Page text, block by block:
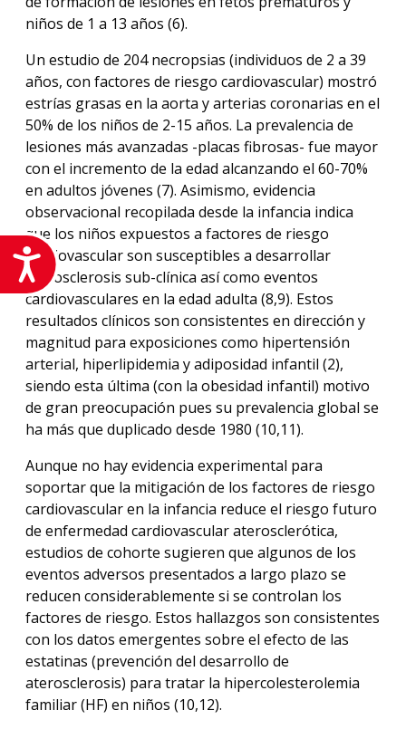
Accesibilidad
niños de 1 a 13 años (6).
Un estudio de 204 necropsias (individuos de 2 a 39
años, con factores de riesgo cardiovascular) mostró
estrías grasas en la aorta y arterias coronarias en el
50% de los niños de 2-15 años. La prevalencia de
lesiones más avanzadas -placas fibrosas- fue mayor
con el incremento de la edad alcanzando el 60-70%
en adultos jóvenes (7). Asimismo, evidencia
observacional recopilada desde la infancia indica
que los niños expuestos a factores de riesgo
cardiovascular son susceptibles a desarrollar
aterosclerosis sub-clínica así como eventos
cardiovasculares en la edad adulta (8,9). Estos
resultados clínicos son consistentes en dirección y
magnitud para exposiciones como hipertensión
arterial, hiperlipidemia y adiposidad infantil (2),
siendo esta última (con la obesidad infantil) motivo
de gran preocupación pues su prevalencia global se
ha más que duplicado desde 1980 (10,11).
Aunque no hay evidencia experimental para
soportar que la mitigación de los factores de riesgo
cardiovascular en la infancia reduce el riesgo futuro
de enfermedad cardiovascular aterosclerótica,
estudios de cohorte sugieren que algunos de los
eventos adversos presentados a largo plazo se
reducen considerablemente si se controlan los
factores de riesgo. Estos hallazgos son consistentes
con los datos emergentes sobre el efecto de las
estatinas (prevención del desarrollo de
aterosclerosis) para tratar la hipercolesterolemia
familiar (HF) en niños (10,12).